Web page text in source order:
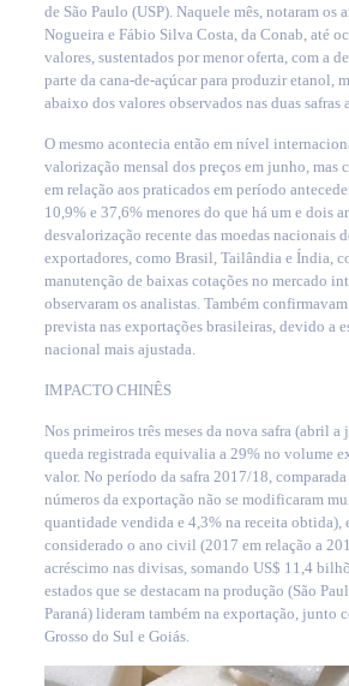
de São Paulo (USP). Naquele mês, notaram os
Nogueira e Fábio Silva Costa, da Conab, até
valores, sustentados por menor oferta, com a
parte da cana-de-açúcar para produzir etanol,
abaixo dos valores observados nas duas safras
O mesmo acontecia então em nível
valorização mensal dos preços em junho, mas
em relação aos praticados em período
10,9% e 37,6% menores do que há um e dois
desvalorização recente das moedas nacionais
exportadores, como Brasil, Tailândia e Índia,
manutenção de baixas cotações no mercado
observaram os analistas. Também
prevista nas exportações brasileiras, devido a
nacional mais ajustada.
IMPACTO CHINÊS
Nos primeiros três meses da nova safra (abril a
queda registrada equivalia a 29% no volume
valor. No período da safra 2017/18,
números da exportação não se modificaram
quantidade vendida e 4,3% na receita obtida),
considerado o ano civil (2017 em relação a
acréscimo nas divisas, somando US$ 11,4
estados que se destacam na produção (São
Paraná) lideram também na exportação, junto
Grosso do Sul e Goiás.